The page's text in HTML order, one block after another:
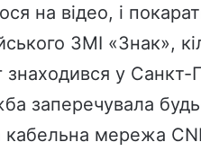
на відео, і
ЗМІ «Знак»,
знаходився у Санкт-
заперечувала
кабельна мережа